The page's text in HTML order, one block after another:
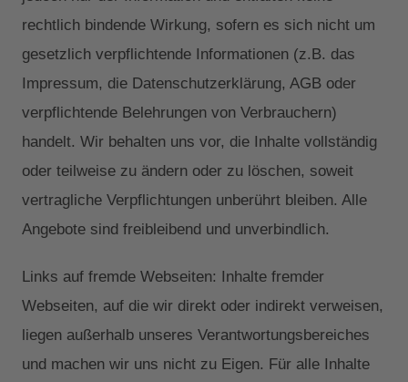
rechtlich bindende Wirkung, sofern es sich nicht um
gesetzlich verpflichtende Informationen (z.B. das
Impressum, die Datenschutzerklärung, AGB oder
verpflichtende Belehrungen von Verbrauchern)
handelt. Wir behalten uns vor, die Inhalte vollständig
oder teilweise zu ändern oder zu löschen, soweit
vertragliche Verpflichtungen unberührt bleiben. Alle
Angebote sind freibleibend und unverbindlich.
Links auf fremde Webseiten: Inhalte fremder
Webseiten, auf die wir direkt oder indirekt verweisen,
liegen außerhalb unseres Verantwortungsbereiches
und machen wir uns nicht zu Eigen. Für alle Inhalte